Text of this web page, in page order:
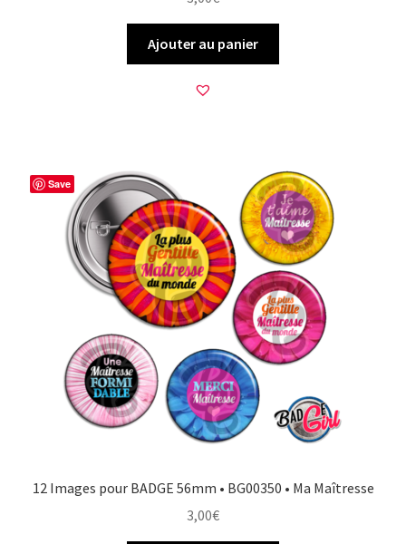
Ajouter au panier
Save
12 Images pour BADGE 56mm • BG00350 • Ma Maîtresse
3,00€